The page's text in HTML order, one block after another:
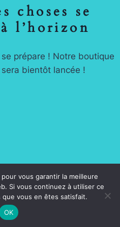
choses se
l’horizon
se prépare ! Notre boutique
bientôt lancée !
SHOP -Mentions
générales de vente
vous garantir la meilleure
Si vous continuez à utiliser ce
vous en êtes satisfait.
OK